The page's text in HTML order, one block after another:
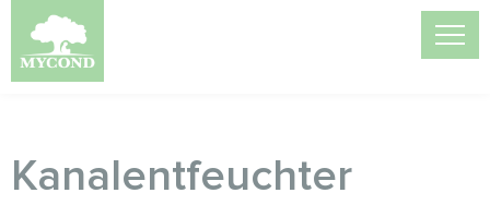
Kanalentfeuchter